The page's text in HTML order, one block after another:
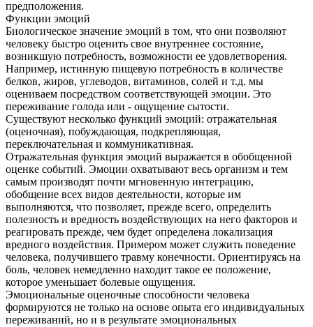
предположения.
Функции эмоций
Биологическое значение эмоций в том, что они позволяют
человеку быстро оценить свое внутреннее состояние,
возникшую потребность, возможности ее удовлетворения.
Например, истинную пищевую потребность в количестве
белков, жиров, углеводов, витаминов, солей и т.д. мы
оцениваем посредством соответствующей эмоции. Это
переживание голода или - ощущение сытости.
Существуют несколько функций эмоций: отражательная
(оценочная), побуждающая, подкрепляющая,
переключательная и коммуникативная.
Отражательная функция эмоций выражается в обобщенной
оценке событий. Эмоции охватывают весь организм и тем
самым производят почти мгновенную интеграцию,
обобщение всех видов деятельности, которые им
выполняются, что позволяет, прежде всего, определить
полезность и вредность воздействующих на него факторов и
реагировать прежде, чем будет определена локализация
вредного воздействия. Примером может служить поведение
человека, получившего травму конечности. Ориентируясь на
боль, человек немедленно находит такое ее положение,
которое уменьшает болевые ощущения.
Эмоциональные оценочные способности человека
формируются не только на основе опыта его индивидуальных
переживаний, но и в результате эмоциональных